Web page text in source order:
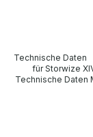
Technische Daten IBM IBM 3.5" HDD Caddy / Rahmen 95310-06
für Storwize XIV Storage P/N:
Technische Daten Manufacturer / Hersteller IBM Formfaktor 3,5"